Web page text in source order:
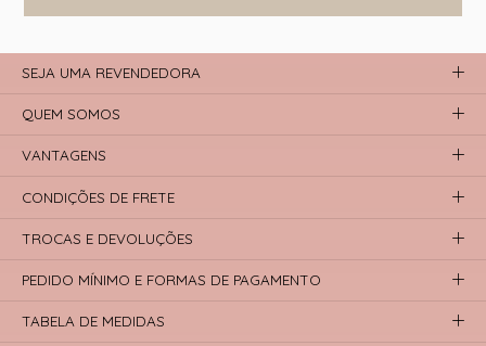
SEJA UMA REVENDEDORA
QUEM SOMOS
VANTAGENS
CONDIÇÕES DE FRETE
TROCAS E DEVOLUÇÕES
PEDIDO MÍNIMO E FORMAS DE PAGAMENTO
TABELA DE MEDIDAS